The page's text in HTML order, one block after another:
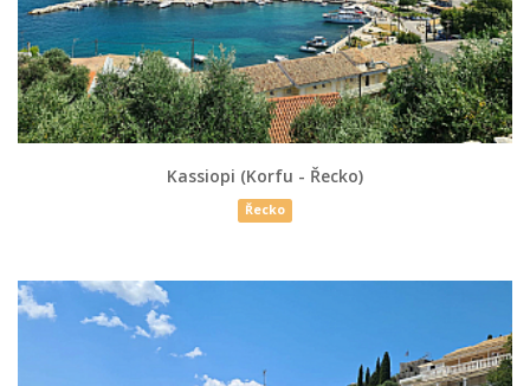
Kassiopi (Korfu - Řecko)
Řecko